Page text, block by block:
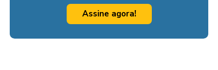
Assine agora!